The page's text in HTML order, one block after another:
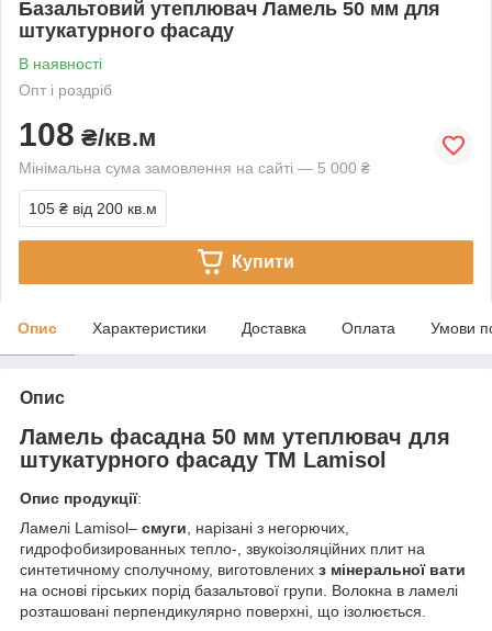
Базальтовий утеплювач Ламель 50 мм для
штукатурного фасаду
В наявності
Опт і роздріб
108 ₴/кв.м
Мінімальна сума замовлення на сайті — 5 000 ₴
105 ₴ від 200 кв.м
Купити
Опис Характеристики Доставка Оплата Умови
Опис
Ламель фасадна 50 мм утеплювач для
штукатурного фасаду ТМ Lamisol
Опис продукції:
Ламелі Lamisol– смуги, нарізані з негорючих,
гидрофобизированных тепло-, звукоізоляційних плит на
синтетичному сполучному, виготовлених з мінеральної вати
на основі гірських порід базальтової групи. Волокна в ламелі
розташовані перпендикулярно поверхні, що ізолюється.